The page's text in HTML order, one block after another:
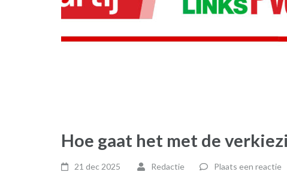
Hoe gaat het met de
21 dec 2025 Redactie Plaats een reactie